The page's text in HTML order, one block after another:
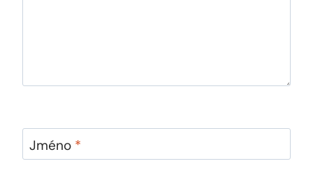
Jméno *